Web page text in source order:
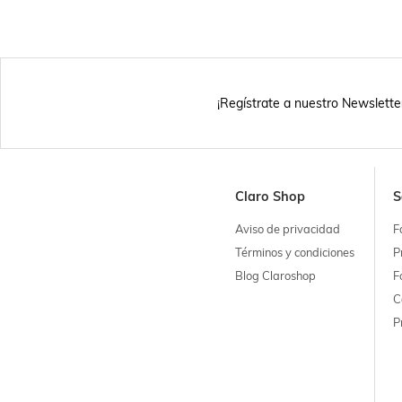
¡Regístrate a nuestro
Claro Shop
Aviso de privacidad
Términos y condiciones
Blog Claroshop